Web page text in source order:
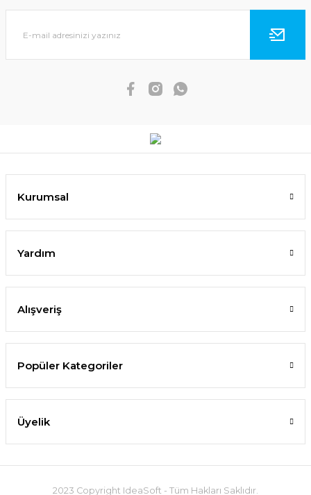
Kurumsal
Yardım
Alışveriş
Popüler Kategoriler
Üyelik
2023 Copyright IdeaSoft - Tüm Hakları Saklıdır.